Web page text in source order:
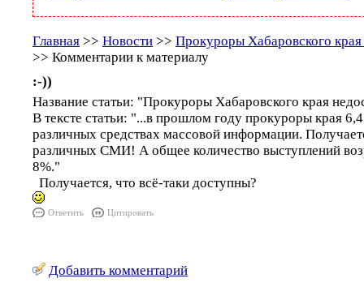
Главная >> Новости >> Прокуроры Хабаровского
>> Комментарии к материалу
:-))
Название статьи: "Прокуроры Хабаровского края
В тексте статьи: "...в прошлом году прокуроры края
различных средствах массовой информации.
различных СМИ! А общее количество выступлений
8%."
Получается, что всё-таки доступны?
Ответить Цитировать
Добавить комментарий